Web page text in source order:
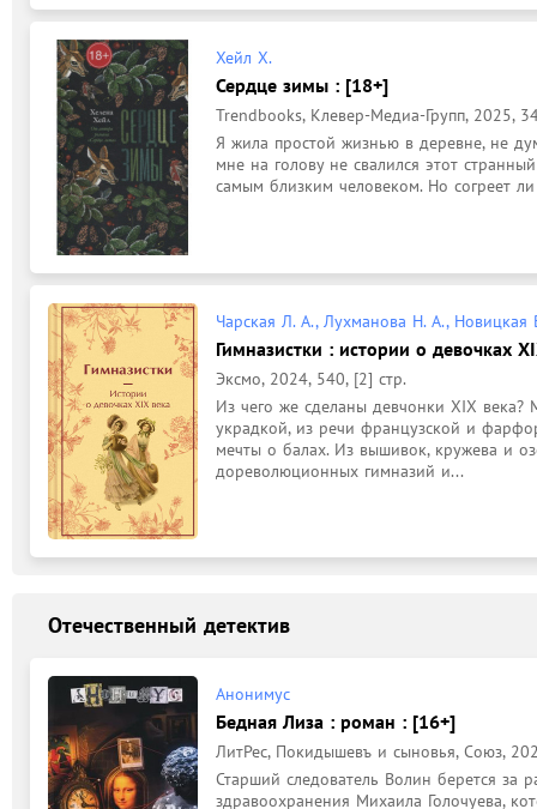
Хейл Х.
Сердце зимы : [18+]
Trendbooks, Клевер-Медиа-Групп, 2025,
Я жила простой жизнью в деревне, не
мне на голову не свалился этот
самым близким человеком. Но согреет
Чарская Л. А., Лухманова Н. А., Новицкая
Гимназистки : истории о девочках
Эксмо, 2024, 540, [2] стр.
Из чего же сделаны девчонки XIX века?
украдкой, из речи французской и
мечты о балах. Из вышивок, кружева и
дореволюционных гимназий и...
Отечественный детектив
Анонимус
Бедная Лиза : роман : [16+]
ЛитРес, Покидышевъ и сыновья, Союз,
Старший следователь Волин берется за
здравоохранения Михаила Голочуева,